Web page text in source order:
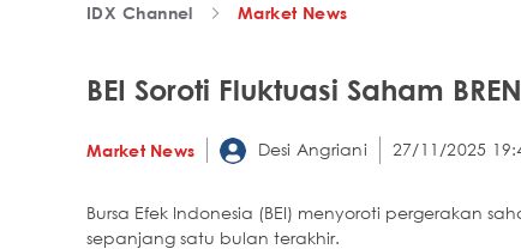
IDX Channel Market News
BEI Soroti Fluktuasi Saham
Market News Desi Angriani 27/11/2025
Bursa Efek Indonesia (BEI) menyoroti pergerakan
sepanjang satu bulan terakhir.